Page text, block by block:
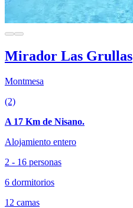
Mirador Las Grullas
Montmesa
(2)
A 17 Km de Nisano.
Alojamiento entero
2 - 16 personas
6 dormitorios
12 camas